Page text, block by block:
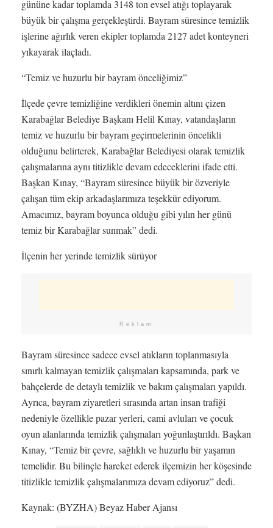
gününe kadar toplamda 3148 ton evsel atığı toplayarak
büyük bir çalışma gerçekleştirdi. Bayram süresince temizlik
işlerine ağırlık veren ekipler toplamda 2127 adet konteyneri
yıkayarak ilaçladı.
“Temiz ve huzurlu bir bayram önceliğimiz”
İlçede çevre temizliğine verdikleri önemin altını çizen
Karabağlar Belediye Başkanı Helil Kınay, vatandaşların
temiz ve huzurlu bir bayram geçirmelerinin öncelikli
olduğunu belirterek, Karabağlar Belediyesi olarak temizlik
çalışmalarına aynı titizlikle devam edeceklerini ifade etti.
Başkan Kınay, “Bayram süresince büyük bir özveriyle
çalışan tüm ekip arkadaşlarımıza teşekkür ediyorum.
Amacımız, bayram boyunca olduğu gibi yılın her günü
temiz bir Karabağlar sunmak” dedi.
İlçenin her yerinde temizlik sürüyor
Reklam
Bayram süresince sadece evsel atıkların toplanmasıyla
sınırlı kalmayan temizlik çalışmaları kapsamında, park ve
bahçelerde de detaylı temizlik ve bakım çalışmaları yapıldı.
Ayrıca, bayram ziyaretleri sırasında artan insan trafiği
nedeniyle özellikle pazar yerleri, cami avluları ve çocuk
oyun alanlarında temizlik çalışmaları yoğunlaştırıldı. Başkan
Kınay, “Temiz bir çevre, sağlıklı ve huzurlu bir yaşamın
temelidir. Bu bilinçle hareket ederek ilçemizin her köşesinde
titizlikle temizlik çalışmalarımıza devam ediyoruz” dedi.
Kaynak: (BYZHA) Beyaz Haber Ajansı